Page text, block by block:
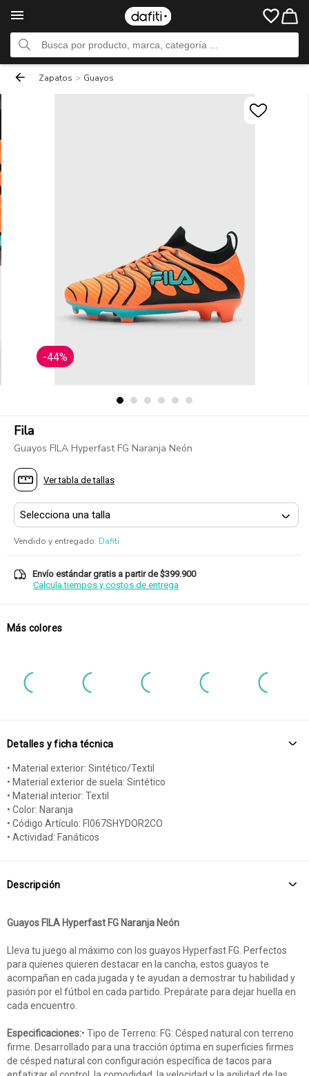
Zapatos > Guayos
-44%
Fila
Guayos FILA Hyperfast FG Naranja Neón
Ver tabla de tallas
Vendido y entregado: Dafiti
Envío estándar gratis a partir de $399.900
Calcula tiempos y costos de entrega
Más colores
Detalles y ficha técnica
• Material exterior: Sintético/Textil
• Material exterior de suela: Sintético
• Material interior: Textil
• Color: Naranja
• Código Artículo: FI067SHYDOR2CO
• Actividad: Fanáticos
Descripción
Guayos FILA Hyperfast FG Naranja Neón
Lleva tu juego al máximo con los guayos Hyperfast FG. Perfectos
para quienes quieren destacar en la cancha, estos guayos te
acompañan en cada jugada y te ayudan a demostrar tu habilidad y
pasión por el fútbol en cada partido. Prepárate para dejar huella en
cada encuentro.
Especificaciones:• Tipo de Terreno: FG: Césped natural con terreno
firme. Desarrollado para una tracción óptima en superficies firmes
de césped natural con configuración específica de tacos para